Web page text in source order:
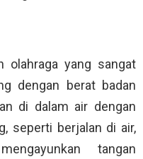
olahraga yang sangat
dengan berat badan
di dalam air dengan
seperti berjalan di air,
tangan